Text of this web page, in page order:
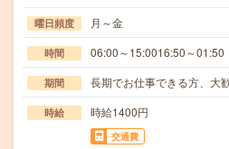
曜日頻度 月～金
時間 06:00～15:0016:50～01:50
期間 長期でお仕事できる方、大
時給 時給1400円
交通費